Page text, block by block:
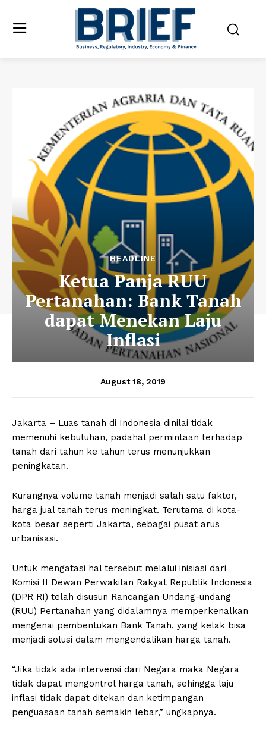
HEADLINE
Ketua Panja RUU
Pertanahan: Bank Tanah
dapat Menekan Laju
Inflasi
August 18, 2019
Jakarta – Luas tanah di Indonesia dinilai tidak
memenuhi kebutuhan, padahal permintaan terhadap
tanah dari tahun ke tahun terus menunjukkan
peningkatan.
Kurangnya volume tanah menjadi salah satu faktor,
harga jual tanah terus meningkat. Terutama di kota-
kota besar seperti Jakarta, sebagai pusat arus
urbanisasi.
Untuk mengatasi hal tersebut melalui inisiasi dari
Komisi II Dewan Perwakilan Rakyat Republik Indonesia
(DPR RI) telah disusun Rancangan Undang-undang
(RUU) Pertanahan yang didalamnya memperkenalkan
mengenai pembentukan Bank Tanah, yang kelak bisa
menjadi solusi dalam mengendalikan harga tanah.
“Jika tidak ada intervensi dari Negara maka Negara
tidak dapat mengontrol harga tanah, sehingga laju
inflasi tidak dapat ditekan dan ketimpangan
penguasaan tanah semakin lebar,” ungkapnya.